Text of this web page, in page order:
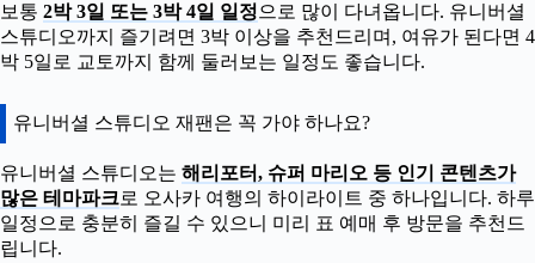
보통 2박 3일 또는 3박 4일 일정으로 많이 다녀옵니다. 유니버셜
스튜디오까지 즐기려면 3박 이상을 추천드리며, 여유가 된다면 4
박 5일로 교토까지 함께 둘러보는 일정도 좋습니다.
유니버셜 스튜디오 재팬은 꼭 가야 하나요?
유니버셜 스튜디오는 해리포터, 슈퍼 마리오 등 인기 콘텐츠가
많은 테마파크로 오사카 여행의 하이라이트 중 하나입니다. 하루
일정으로 충분히 즐길 수 있으니 미리 표 예매 후 방문을 추천드
립니다.